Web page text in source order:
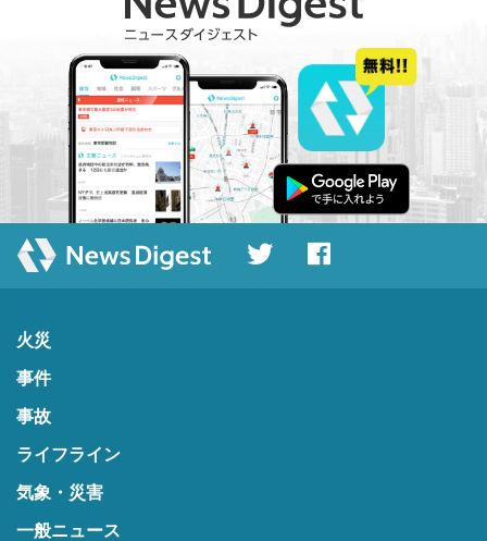
火災
事件
事故
ライフライン
気象・災害
一般ニュース